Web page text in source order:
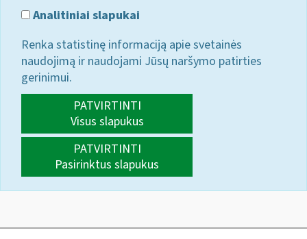
Analitiniai slapukai
Renka statistinę informaciją apie svetainės
naudojimą ir naudojami Jūsų naršymo patirties
gerinimui.
PATVIRTINTI
Visus slapukus
PATVIRTINTI
Pasirinktus slapukus